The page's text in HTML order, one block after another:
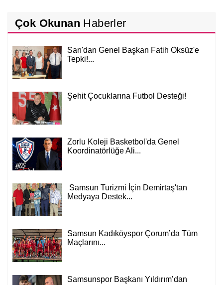
Çok Okunan Haberler
Sarı'dan Genel Başkan Fatih Öksüz'e
Tepki!...
Şehit Çocuklarına Futbol Desteği!
Zorlu Koleji Basketbol'da Genel
Koordinatörlüğe Ali...
Samsun Turizmi İçin Demirtaş'tan
Medyaya Destek...
Samsun Kadıköyspor Çorum’da Tüm
Maçlarını...
Samsunspor Başkanı Yıldırım’dan